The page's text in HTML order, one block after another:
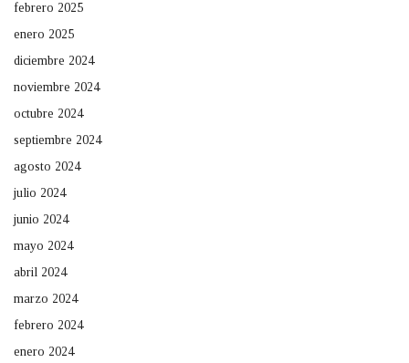
febrero 2025
enero 2025
diciembre 2024
noviembre 2024
octubre 2024
septiembre 2024
agosto 2024
julio 2024
junio 2024
mayo 2024
abril 2024
marzo 2024
febrero 2024
enero 2024